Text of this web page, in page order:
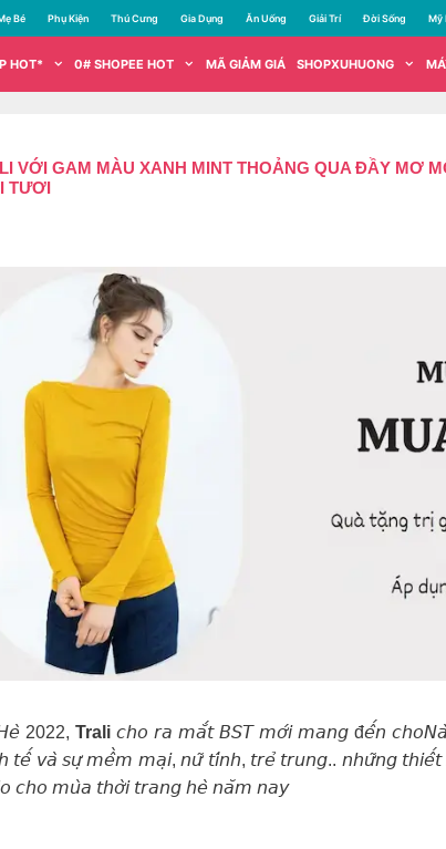
Bé Phụ Kiện Thú Cưng Gia Dụng Ăn Uống Giải Trí Đời Sống Mỹ
HOT* 0# SHOPEE HOT MÃ GIẢM GIÁ SHOPXUHUONG
VỚI GAM MÀU XANH MINT THOẢNG QUA ĐẦY MƠ
TƯƠI
2022, Trali 𝘤𝘩𝘰 𝘳𝘢 𝘮𝘢̆́𝘵 𝘉𝘚𝘛 𝘮𝘰̛́𝘪 𝘮𝘢𝘯𝘨 đ𝘦̂́𝘯
𝘵𝘦̂́ 𝘷𝘢̀ 𝘴𝘶̛̣ 𝘮𝘦̂̀𝘮 𝘮𝘢̣𝘪, 𝘯𝘶̛̃ 𝘵𝘪́𝘯𝘩, 𝘵𝘳𝘦̉ 𝘵𝘳𝘶𝘯𝘨.. 𝘯𝘩𝘶̛̃𝘯𝘨
𝘥𝘰 𝘤𝘩𝘰 𝘮𝘶̀𝘢 𝘵𝘩𝘰̛̀𝘪 𝘵𝘳𝘢𝘯𝘨 𝘩𝘦̀ 𝘯𝘢̆𝘮 𝘯𝘢𝘺